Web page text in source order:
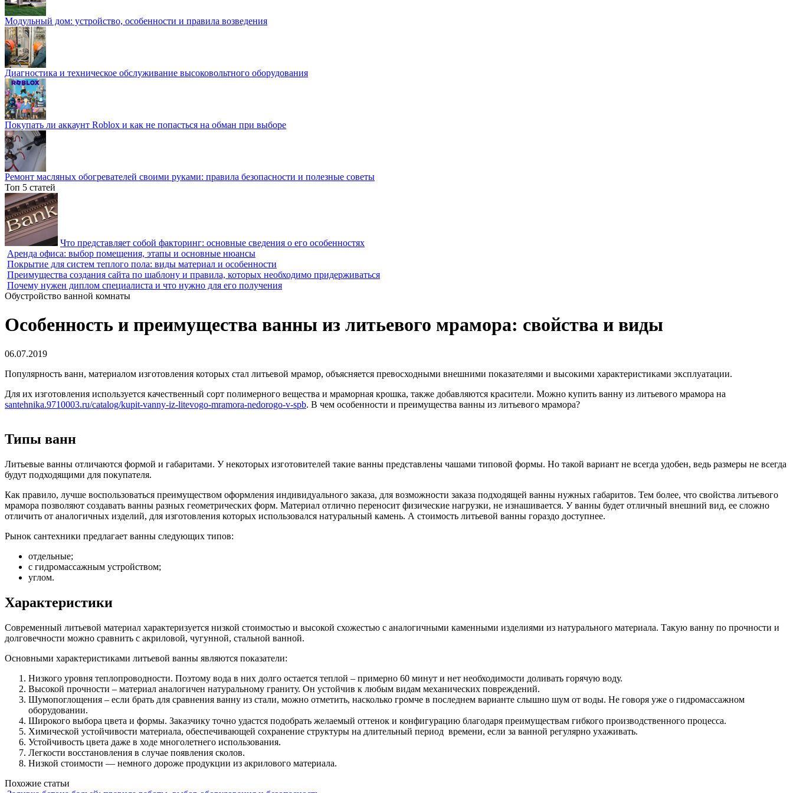
Модульный дом: устройство, особенности и правила возведения
Диагностика и техническое обслуживание высоковольтного оборудования
Покупать ли аккаунт Roblox и как не попасться на обман при выборе
Ремонт масляных обогревателей своими руками: правила безопасности и полезные советы
Топ 5 статей
Что представляет собой факторинг: основные сведения о его особенностях
Аренда офиса: выбор помещения, этапы и основные нюансы
Покрытие для систем теплого пола: виды материал и особенности
Преимущества создания сайта по шаблону и правила, которых необходимо придерживаться
Почему нужен диплом специалиста и что нужно для его получения
Обустройство ванной комнаты
Особенность и преимущества ванны из литьевого мрамора: свойства и виды
06.07.2019
Популярность ванн, материалом изготовления которых стал литьевой мрамор, объясняется превосходными внешними показателями и высокими характеристиками эксплуатации.
Для их изготовления используется качественный сорт полимерного вещества и мраморная крошка, также добавляются красители. Можно купить ванну из литьевого мрамора на
santehnika.9710003.ru/catalog/kupit-vanny-iz-litevogo-mramora-nedorogo-v-spb. В чем особенности и преимущества ванны из литьевого мрамора?
Типы ванн
Литьевые ванны отличаются формой и габаритами. У некоторых изготовителей такие ванны представлены чашами типовой формы. Но такой вариант не всегда удобен, ведь размеры не всегда
будут подходящими для покупателя.
Как правило, лучше воспользоваться преимуществом оформления индивидуального заказа, для возможности заказа подходящей ванны нужных габаритов. Тем более, что свойства литьевого
мрамора позволяют создавать ванны разных геометрических форм. Материал отлично переносит физические нагрузки, не изнашивается. У ванны будет отличный внешний вид, ее сложно
отличить от аналогичных изделий, для изготовления которых использовался натуральный камень. А стоимость литьевой ванны гораздо доступнее.
Рынок сантехники предлагает ванны следующих типов:
отдельные;
с гидромассажным устройством;
углом.
Характеристики
Современный литьевой материал характеризуется низкой стоимостью и высокой схожестью с аналогичными каменными изделиями из натурального материала. Такую ванну по прочности и
долговечности можно сравнить с акриловой, чугунной, стальной ванной.
Основными характеристиками литьевой ванны являются показатели:
Низкого уровня теплопроводности. Поэтому вода в них долго остается теплой – примерно 60 минут и нет необходимости доливать горячую воду.
Высокой прочности – материал аналогичен натуральному граниту. Он устойчив к любым видам механических повреждений.
Шумопоглощения – если брать для сравнения ванну из стали, можно отметить, насколько громче в последнем варианте слышно шум от воды. Не говоря уже о гидромассажном
оборудовании.
Широкого выбора цвета и формы. Заказчику точно удастся подобрать желаемый оттенок и конфигурацию благодаря преимуществам гибкого производственного процесса.
Химической устойчивости материала, обеспечивающей сохранение структуры на длительный период времени, если за ванной регулярно ухаживать.
Устойчивость цвета даже в ходе многолетнего использования.
Легкости восстановления в случае появления сколов.
Низкой стоимости — немного дороже продукции из акрилового материала.
Похожие статьи